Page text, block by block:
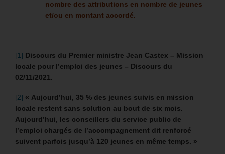
nombre des attributions en nombre de jeunes
et/ou en montant accordé.
[1] Discours du Premier ministre Jean Castex – Mission
locale pour l’emploi des jeunes – Discours du
02/11/2021.
[2] « Aujourd’hui, 35 % des jeunes suivis en mission
locale restent sans solution au bout de six mois.
Aujourd’hui, les conseillers du service public de
l’emploi chargés de l’accompagnement dit renforcé
suivent parfois jusqu’à 120 jeunes en même temps. »